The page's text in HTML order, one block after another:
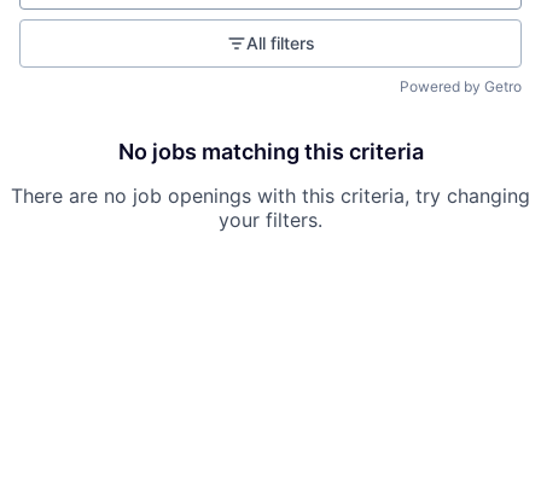
All filters
Powered by Getro
No jobs matching this criteria
There are no job openings with this criteria, try changing
your filters.